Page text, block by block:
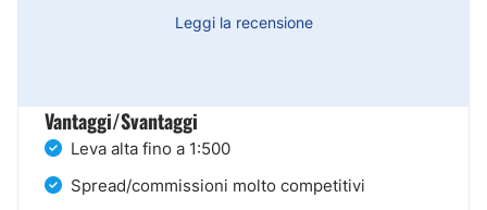
Leggi la recensione
Vantaggi/Svantaggi
Leva alta fino a 1:500
Spread/commissioni molto competitivi